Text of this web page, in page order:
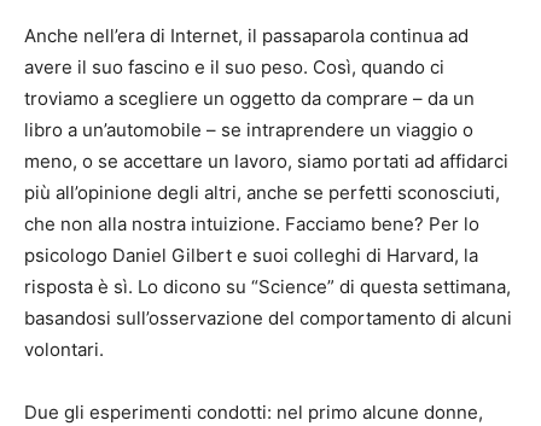
Anche nell’era di Internet, il passaparola continua ad
avere il suo fascino e il suo peso. Così, quando ci
troviamo a scegliere un oggetto da comprare – da un
libro a un’automobile – se intraprendere un viaggio o
meno, o se accettare un lavoro, siamo portati ad affidarci
più all’opinione degli altri, anche se perfetti sconosciuti,
che non alla nostra intuizione. Facciamo bene? Per lo
psicologo Daniel Gilbert e suoi colleghi di Harvard, la
risposta è sì. Lo dicono su “Science” di questa settimana,
basandosi sull’osservazione del comportamento di alcuni
volontari.
Due gli esperimenti condotti: nel primo alcune donne,